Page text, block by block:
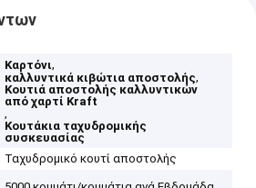
Καρτόνι,
καλλυντικά κιβώτια αποστολής,
Κουτιά αποστολής καλλυντικών
από χαρτί Kraft
,
Κουτάκια ταχυδρομικής
συσκευασίας
Ταχυδρομικό κουτί αποστολής